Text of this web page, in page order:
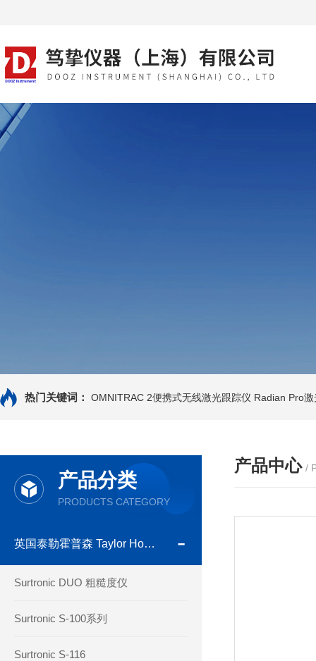
热门关键词： OMNITRAC 2便携式无线激光跟踪仪 Radian Pro
产品分类
PRODUCTS CATEGORY
英国泰勒霍普森 Taylor Hobson
Surtronic DUO 粗糙度仪
Surtronic S-100系列
Surtronic S-116
产品中心 /